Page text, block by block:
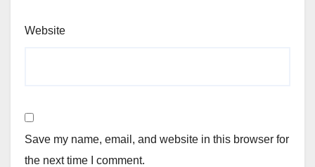
Website
Save my name, email, and website in this browser for
the next time I comment.